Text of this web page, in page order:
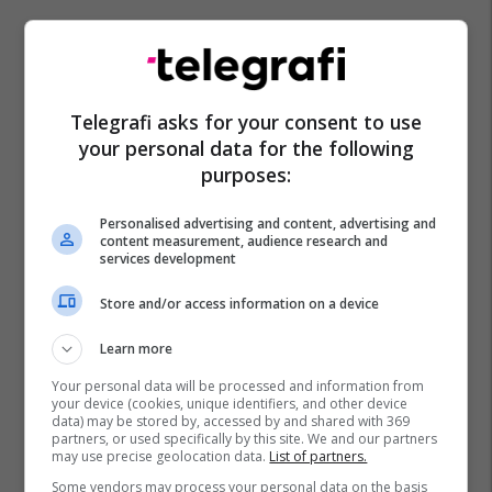
Telegrafi asks for your consent to use
your personal data for the following
purposes:
Personalised advertising and content, advertising and
content measurement, audience research and
services development
Store and/or access information on a device
Learn more
Your personal data will be processed and information from
your device (cookies, unique identifiers, and other device
data) may be stored by, accessed by and shared with 369
partners, or used specifically by this site. We and our partners
may use precise geolocation data. List of partners.
Some vendors may process your personal data on the basis